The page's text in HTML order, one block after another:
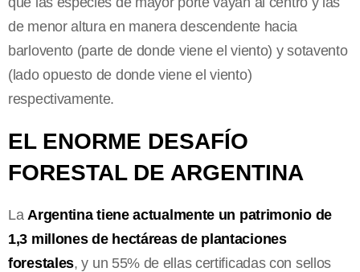
de menor altura en manera descendente hacia
barlovento (parte de donde viene el viento) y sotavento
(lado opuesto de donde viene el viento)
respectivamente.
EL ENORME DESAFÍO
FORESTAL DE ARGENTINA
La Argentina tiene actualmente un patrimonio de
1,3 millones de hectáreas de plantaciones
forestales, y un 55% de ellas certificadas con sellos